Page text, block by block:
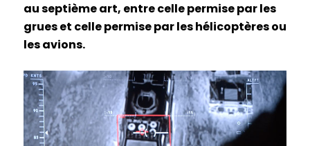
au septième art, entre celle permise par les
grues et celle permise par les hélicoptères ou
les avions.